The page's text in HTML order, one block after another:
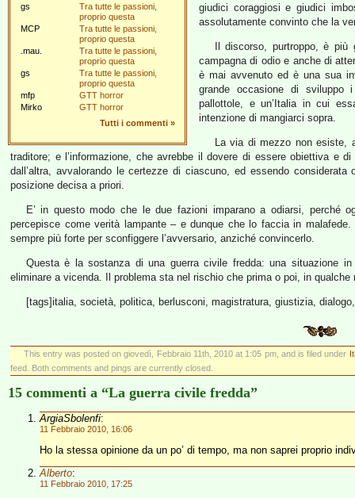
gs
Tra tutte le passioni,
proprio questa
MCP
Tra tutte le passioni,
proprio questa
.mau.
Tra tutte le passioni,
proprio questa
gs
Tra tutte le passioni,
proprio questa
mfp
GTT horror
Mirko
GTT horror
Tutti i commenti »
giudici coraggiosi e giudici
assolutamente convinto che la
Il discorso, purtroppo, è
campagna di odio e anche di
è mai avvenuto ed è una sua
grande occasione di sviluppo
pallottole, e un’Italia in cui
intenzione di mangiarci sopra.
La via di mezzo non esiste,
traditore; e l’informazione, che avrebbe il dovere di essere obiettiva e
dall’altra, avvalorando le certezze di ciascuno, ed essendo
posizione decisa a priori.
E’ in questo modo che le due fazioni imparano a odiarsi, perché
percepisce come verità lampante – e dunque che lo faccia in malafede.
sempre più forte per sconfiggere l’avversario, anziché convincerlo.
Questa è la sostanza di una guerra civile fredda: una situazione
eliminare a vicenda. Il problema sta nel rischio che prima o poi, in
[tags]italia, società, politica, berlusconi, magistratura, giustizia,
This entry was posted on giovedì, Febbraio 11th, 2010 at 1:05 pm, and is filed under
feed. Both comments and pings are currently closed.
15 commenti a “La guerra civile fredda”
ArgiaSbolenfi:
11 Febbraio 2010, 16:06
Ho la stessa opinione da un po’ di tempo, ma non saprei proprio
Alberto:
11 Febbraio 2010, 17:25